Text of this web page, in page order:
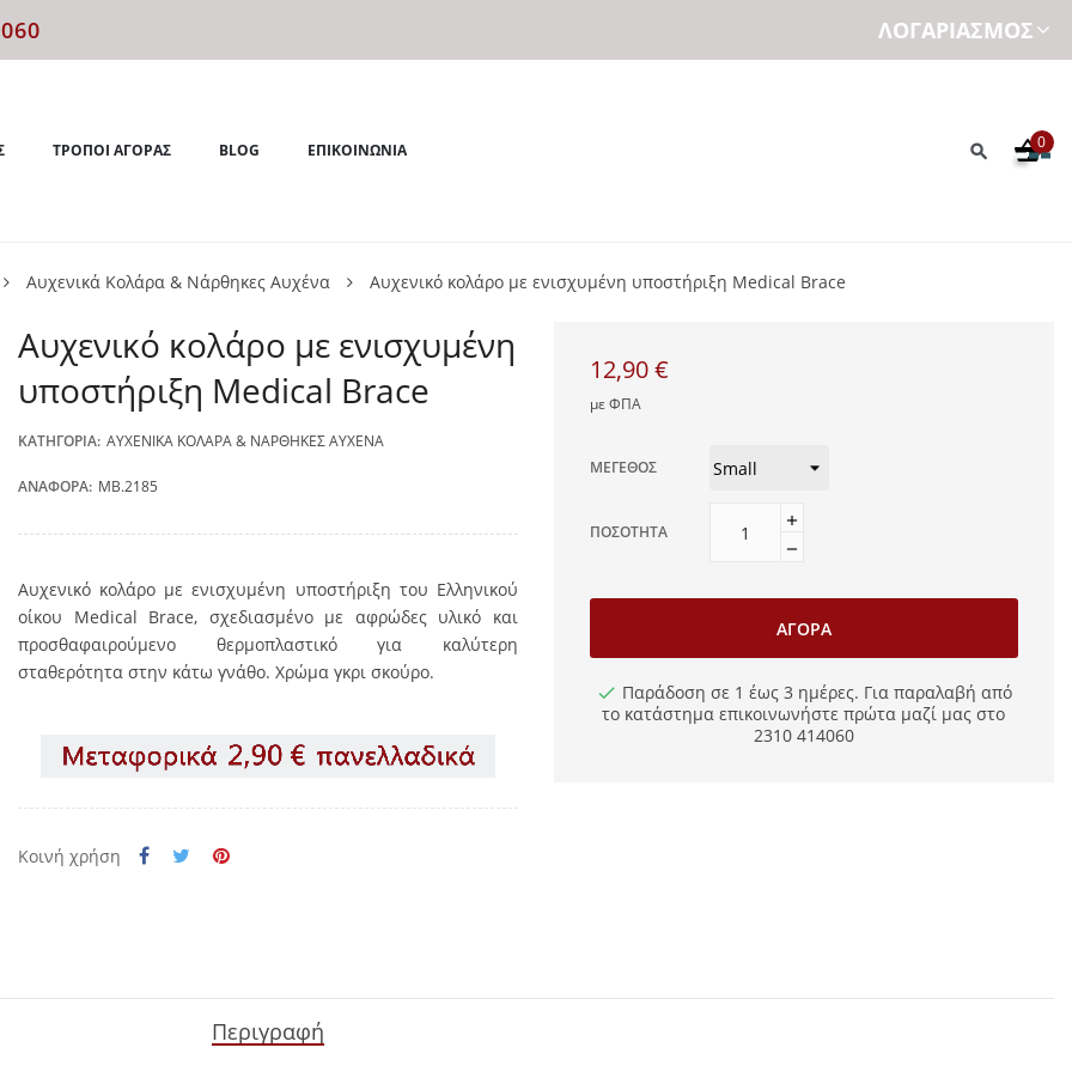
ΛΟΓΑΡΙΑΣΜΌΣ
ΤΡΌΠΟΙ ΑΓΟΡΆΣ BLOG ΕΠΙΚΟΙΝΩΝΊΑ 0
Αυχενικά Κολάρα & Νάρθηκες Αυχένα Αυχενικό κολάρο με ενισχυμένη υποστήριξη Μedical Brace
Αυχενικό κολάρο με ενισχυμένη
υποστήριξη Μedical Brace
ΚΑΤΗΓΟΡΊΑ: ΑΥΧΕΝΙΚΆ ΚΟΛΆΡΑ & ΝΆΡΘΗΚΕΣ ΑΥΧΈΝΑ
ΑΝΑΦΟΡΆ: ΜΒ.2185
Αυχενικό κολάρο με ενισχυμένη υποστήριξη του Ελληνικού
οίκου Medical Brace, σχεδιασμένο με αφρώδες υλικό και
προσθαφαιρούμενο θερμοπλαστικό για καλύτερη
σταθερότητα στην κάτω γνάθο. Χρώμα γκρι σκούρο.
Κοινή χρήση
12,90 €
με ΦΠΑ
ΜΈΓΕΘΟΣ
ΠΟΣΌΤΗΤΑ
ΑΓΟΡΆ
Παράδοση σε 1 έως 3 ημέρες. Για παραλαβή από
το κατάστημα επικοινωνήστε πρώτα μαζί μας στο
2310 414060
Περιγραφή